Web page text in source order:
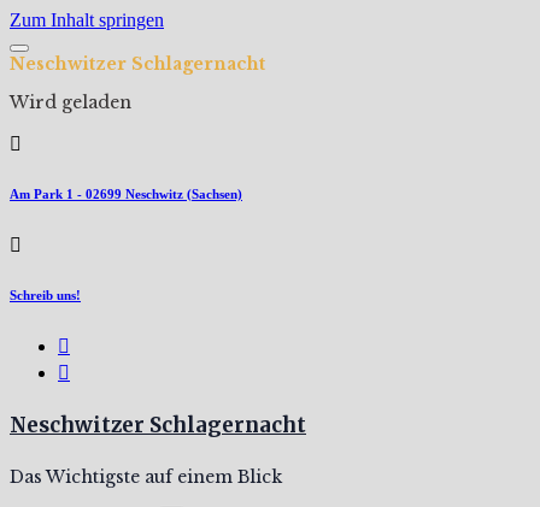
Zum Inhalt springen
Neschwitzer Schlagernacht
Wird geladen
Am Park 1 - 02699 Neschwitz (Sachsen)
Schreib uns!
Neschwitzer Schlagernacht
Das Wichtigste auf einem Blick